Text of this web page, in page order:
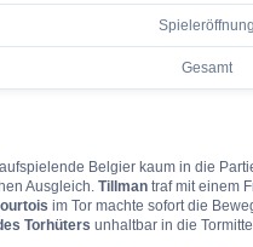
Spieleröffnung
Gesamt
Belgier kaum in die
Ausgleich. Tillman traf mit einem
im Tor machte sofort die
Torhüters unhaltbar in die